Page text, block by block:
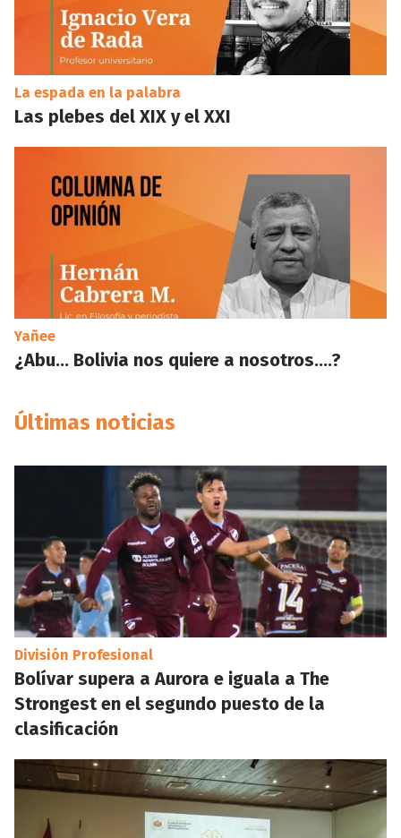
La espada en la palabra
Las plebes del XIX y el XXI
Yañee
¿Abu… Bolivia nos quiere a nosotros….?
Últimas noticias
División Profesional
Bolívar supera a Aurora e iguala a The
Strongest en el segundo puesto de la
clasificación